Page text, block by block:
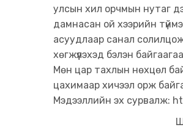
улсын хил орчмын нутаг
дамнасан ой хээрийн
асуудлаар санал
хөгжүүлэхэд бэлэн
Мөн цар тахлын нөхцөл
цахимаар хичээл орж
Мэдээллийн эх сурвалж: